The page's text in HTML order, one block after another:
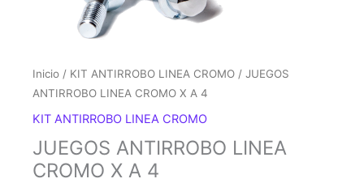
Inicio / KIT ANTIRROBO LINEA CROMO / JUEGOS
ANTIRROBO LINEA CROMO X A 4
KIT ANTIRROBO LINEA CROMO
JUEGOS ANTIRROBO LINEA
CROMO X A 4